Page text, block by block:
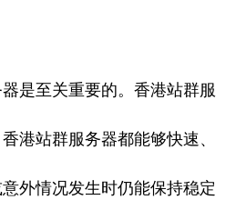
是至关重要的。香港站群服
港站群服务器都能够快速、
外情况发生时仍能保持稳定